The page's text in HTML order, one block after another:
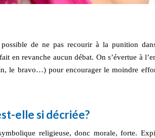
de ne pas recourir à la punition
en revanche aucun débat. On s’évertue à
le bravo…) pour encourager le moindre
elle si décriée?
religieuse, donc morale, forte.